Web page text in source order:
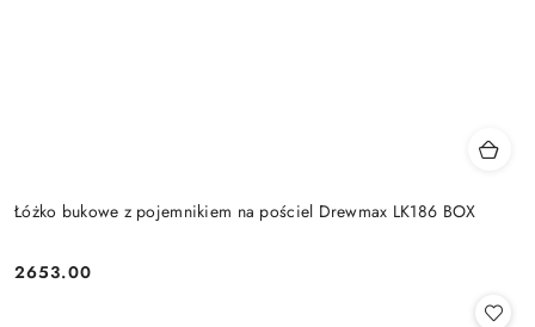
Łóżko bukowe z pojemnikiem na pościel Drewmax LK186 BOX
Cena:
2653.00